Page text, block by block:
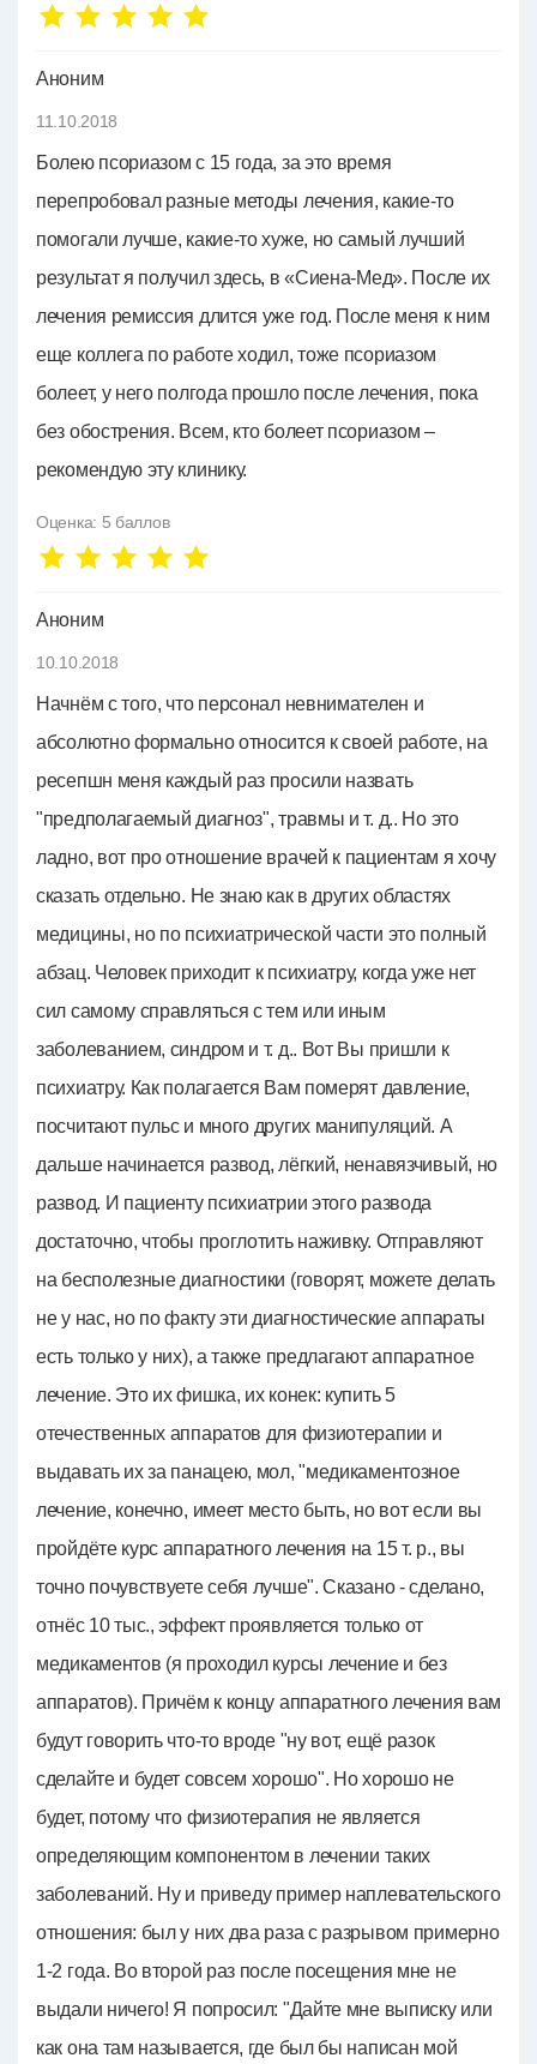
Аноним
11.10.2018
Болею псориазом с 15 года, за это время
перепробовал разные методы лечения, какие-то
помогали лучше, какие-то хуже, но самый лучший
результат я получил здесь, в «Сиена-Мед». После их
лечения ремиссия длится уже год. После меня к ним
еще коллега по работе ходил, тоже псориазом
болеет, у него полгода прошло после лечения, пока
без обострения. Всем, кто болеет псориазом –
рекомендую эту клинику.
Оценка: 5 баллов
Аноним
10.10.2018
Начнём с того, что персонал невнимателен и
абсолютно формально относится к своей работе, на
ресепшн меня каждый раз просили назвать
"предполагаемый диагноз", травмы и т. д.. Но это
ладно, вот про отношение врачей к пациентам я хочу
сказать отдельно. Не знаю как в других областях
медицины, но по психиатрической части это полный
абзац. Человек приходит к психиатру, когда уже нет
сил самому справляться с тем или иным
заболеванием, синдром и т. д.. Вот Вы пришли к
психиатру. Как полагается Вам померят давление,
посчитают пульс и много других манипуляций. А
дальше начинается развод, лёгкий, ненавязчивый, но
развод. И пациенту психиатрии этого развода
достаточно, чтобы проглотить наживку. Отправляют
на бесполезные диагностики (говорят, можете делать
не у нас, но по факту эти диагностические аппараты
есть только у них), а также предлагают аппаратное
лечение. Это их фишка, их конек: купить 5
отечественных аппаратов для физиотерапии и
выдавать их за панацею, мол, "медикаментозное
лечение, конечно, имеет место быть, но вот если вы
пройдёте курс аппаратного лечения на 15 т. р., вы
точно почувствуете себя лучше". Сказано - сделано,
отнёс 10 тыс., эффект проявляется только от
медикаментов (я проходил курсы лечение и без
аппаратов). Причём к концу аппаратного лечения вам
будут говорить что-то вроде "ну вот, ещё разок
сделайте и будет совсем хорошо". Но хорошо не
будет, потому что физиотерапия не является
определяющим компонентом в лечении таких
заболеваний. Ну и приведу пример наплевательского
отношения: был у них два раза с разрывом примерно
1-2 года. Во второй раз после посещения мне не
выдали ничего! Я попросил: "Дайте мне выписку или
как она там называется, где был бы написан мой